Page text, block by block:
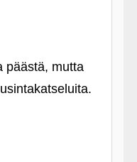
päästä, mutta